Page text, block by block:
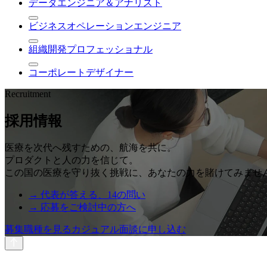
データエンジニア＆アナリスト
ビジネスオペレーションエンジニア
組織開発プロフェッショナル
コーポレートデザイナー
Recruitment
採用情報
医療を次代へ残すための、航海を共に。
プロダクトと人の力を信じて。
この国の医療を守り抜く挑戦に、あなたの力を賭けてみませ
→ 代表が答える、14の問い
→ 応募をご検討中の方へ
募集職種を見る カジュアル面談に申し込む